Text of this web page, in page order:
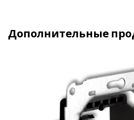
Дополнительные